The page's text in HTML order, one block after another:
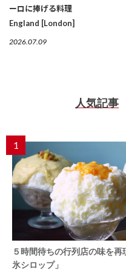
ーロに捧げる料理
England [London]
2026.07.09
人気記事
1
５時間待ちの行列店の味を再
氷シロップ」